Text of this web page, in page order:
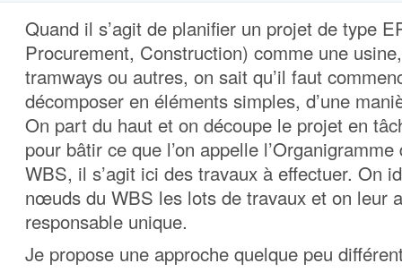
Quand il s’agit de planifier un projet de type
Procurement, Construction) comme une
tramways ou autres, on sait qu’il faut
décomposer en éléments simples, d’une
On part du haut et on découpe le projet en
pour bâtir ce que l’on appelle
WBS, il s’agit ici des travaux à effectuer. On
nœuds du WBS les lots de travaux et on leur
responsable unique.
Je propose une approche quelque peu